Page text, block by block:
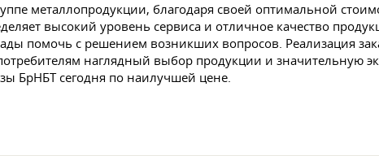
металлопродукции, благодаря своей оптимальной
высокий уровень сервиса и отличное качество
помочь с решением возникших вопросов. Реализация
наглядный выбор продукции и значительную
БрНБТ сегодня по наилучшей цене.